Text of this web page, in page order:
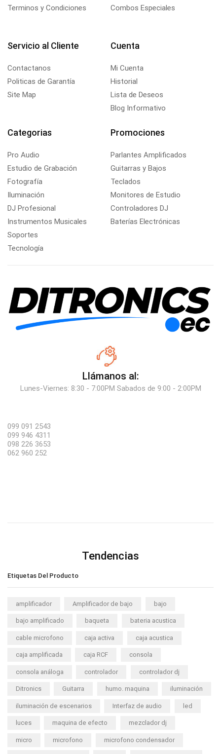
Terminos y Condiciones
Combos Especiales
Servicio al Cliente
Contactanos
Politicas de Garantía
Site Map
Cuenta
Mi Cuenta
Historial
Lista de Deseos
Blog Informativo
Categorias
Pro Audio
Estudio de Grabación
Fotografía
Iluminación
DJ Profesional
Instrumentos Musicales
Soportes
Tecnología
Promociones
Parlantes Amplificados
Guitarras y Bajos
Teclados
Monitores de Estudio
Controladores DJ
Baterías Electrónicas
Llámanos al:
Lunes-Viernes: 8:30 - 7:00PM Sabados de 9:00 - 2:00PM
099 091 2543
099 946 4311
098 226 3653
062 960 252
Tendencias
Etiquetas Del Producto
amplificador Amplificador de bajo bajo
bajo amplificado baqueta bateria acustica
cable microfono caja activa caja acustica
caja amplificada caja RCF consola
consola análoga controlador controlador dj
Ditronics Guitarra humo. maquina iluminación
iluminación de escenarios Interfaz de audio led
luces maquina de efecto mezclador dj
micro microfono microfono condensador